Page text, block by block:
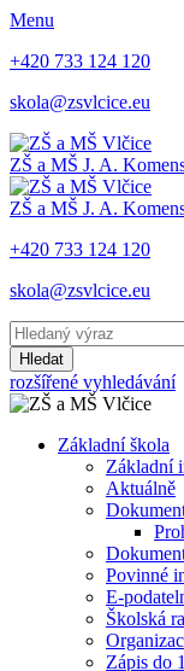
Menu
+420 733 124 120
skola@zsvlcice.eu
ZŠ a MŠ J. A.
ZŠ a MŠ J. A.
+420 733 124 120
skola@zsvlcice.eu
Hledat
rozšířené vyhledávání
Základní škola
Základní
Aktuálně
Povinné
E-
Školská
Zápis do